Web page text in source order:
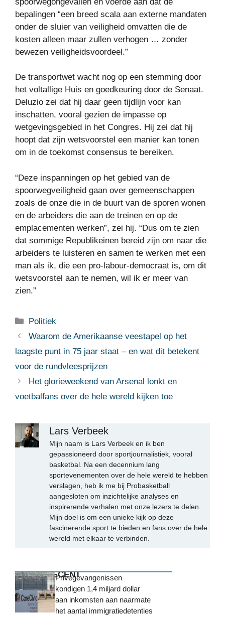
bepalingen “een breed scala aan externe mandaten
onder de sluier van veiligheid omvatten die de
kosten alleen maar zullen verhogen … zonder
bewezen veiligheidsvoordeel.”
De transportwet wacht nog op een stemming door
het voltallige Huis en goedkeuring door de Senaat.
Deluzio zei dat hij daar geen tijdlijn voor kan
inschatten, vooral gezien de impasse op
wetgevingsgebied in het Congres. Hij zei dat hij
hoopt dat zijn wetsvoorstel een manier kan tonen
om in de toekomst consensus te bereiken.
“Deze inspanningen op het gebied van de
spoorwegveiligheid gaan over gemeenschappen
zoals de onze die in de buurt van de sporen wonen
en de arbeiders die aan de treinen en op de
emplacementen werken”, zei hij. “Dus om te zien
dat sommige Republikeinen bereid zijn om naar die
arbeiders te luisteren en samen te werken met een
man als ik, die een pro-labour-democraat is, om dit
wetsvoorstel aan te nemen, wil ik er meer van
zien.”
Categorieën
Politiek
Waarom de Amerikaanse veestapel op het
laagste punt in 75 jaar staat – en wat dit betekent
voor de rundvleesprijzen
Het glorieweekend van Arsenal lonkt en
voetbalfans over de hele wereld kijken toe
Lars Verbeek
Mijn naam is Lars Verbeek en ik ben
gepassioneerd door sportjournalistiek, vooral
basketbal. Na een decennium lang
sportevenementen over de hele wereld te hebben
verslagen, heb ik me bij Probasketball
aangesloten om inzichtelijke analyses en
inspirerende verhalen met onze lezers te delen.
Mijn doel is om een unieke kijk op deze
fascinerende sport te bieden en fans over de hele
wereld met elkaar te verbinden.
MEEST RECENTPrivégevangenissen
kondigen 1,4 miljard dollar
aan inkomsten aan naarmate
het aantal immigratiedetenties